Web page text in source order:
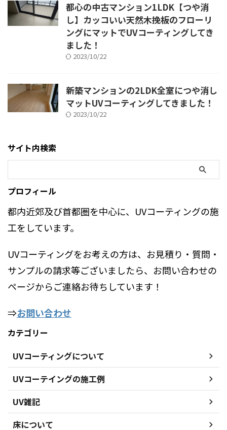
都心の中古マンション1LDK【つや消
し】カッコいい天然木挽板のフローリ
ングにマットでUVコーティングしてき
ました！
2023/10/22
新築マンションの2LDK全室につや消し
マットUVコーティングしてきました！
2023/10/22
サイト内検索
プロフィール
都内近郊及び首都圏を中心に、UVコーティングの施
工をしています。
UVコーティングをお考えの方は、お見積り・質問・
サンプルの請求等ございましたら、お問い合わせの
ページからご連絡お待ちしています！
⇒お問い合わせ
カテゴリー
UVコーティングについて
UVコーテイングの施工例
UV雑記
床について